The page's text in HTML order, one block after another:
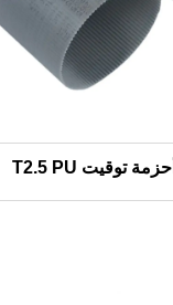
أحزمة توقيت T2.5 PU